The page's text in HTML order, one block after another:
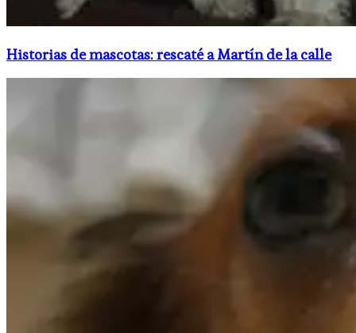
Historias de mascotas: rescaté a Martín de la calle